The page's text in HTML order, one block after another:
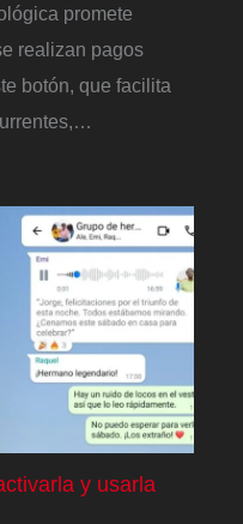
promete
realizan pagos
botón, que facilita
y usarla